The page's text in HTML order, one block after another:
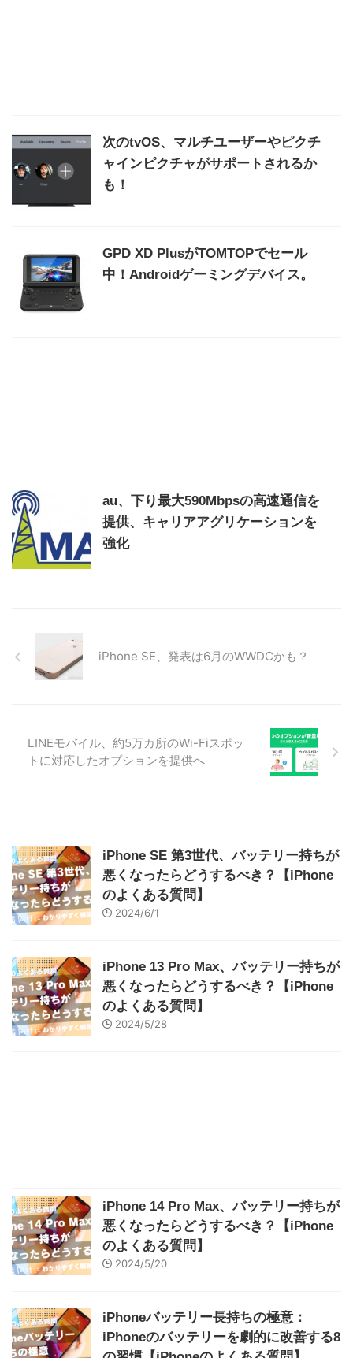
次のtvOS、マルチユーザーやピクチ
ャインピクチャがサポートされるか
も！
GPD XD PlusがTOMTOPでセール
中！Androidゲーミングデバイス。
au、下り最大590Mbpsの高速通信を
提供、キャリアアグリケーションを
強化
iPhone SE、発表は6月のWWDCかも？
LINEモバイル、約5万カ所のWi-Fiスポッ
トに対応したオプションを提供へ
iPhone SE 第3世代、バッテリー持ちが
悪くなったらどうするべき？【iPhone
のよくある質問】
2024/6/1
iPhone 13 Pro Max、バッテリー持ちが
悪くなったらどうするべき？【iPhone
のよくある質問】
2024/5/28
iPhone 14 Pro Max、バッテリー持ちが
悪くなったらどうするべき？【iPhone
のよくある質問】
2024/5/20
iPhoneバッテリー長持ちの極意：
iPhoneのバッテリーを劇的に改善する8